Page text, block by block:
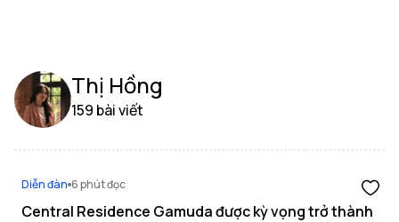
Thị Hồng
159 bài viết
Diễn đàn 6 phút đọc
Central Residence Gamuda được kỳ vọng trở thành